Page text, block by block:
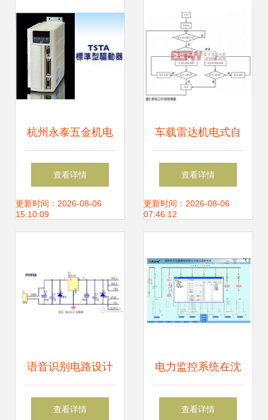
杭州永泰五金机电
TSTE15C引领机电
控制系统新纪元
查看详情
更新时间：2026-08-06
15:10:09
车载雷达机电式自
动调平系统方案
查看详情
更新时间：2026-08-06
07:46:12
语音识别电路设计
图集锦及其在嵌入
查看详情
电力监控系统在沈
阳长白电器制造弱
查看详情